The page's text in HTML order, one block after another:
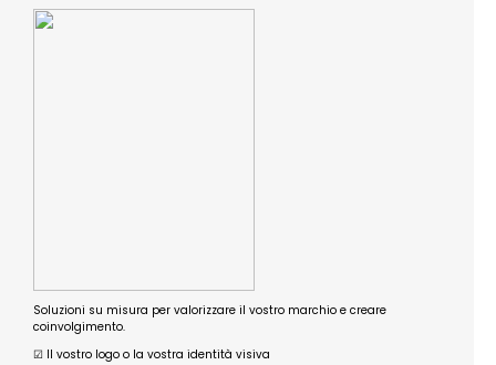
Soluzioni su misura per valorizzare il vostro marchio e creare
coinvolgimento.
☑︎ Il vostro logo o la vostra identità visiva